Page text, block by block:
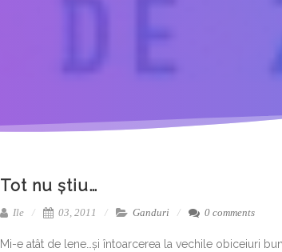
Tot nu știu…
Ile 03, 2011 Ganduri 0 comments
Mi-e atât de lene…și întoarcerea la vechile obiceiuri